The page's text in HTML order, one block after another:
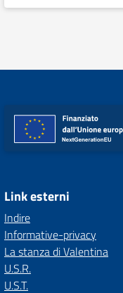
Link esterni
Indire
Informative-privacy
La stanza di Valentina
U.S.R.
U.S.T.